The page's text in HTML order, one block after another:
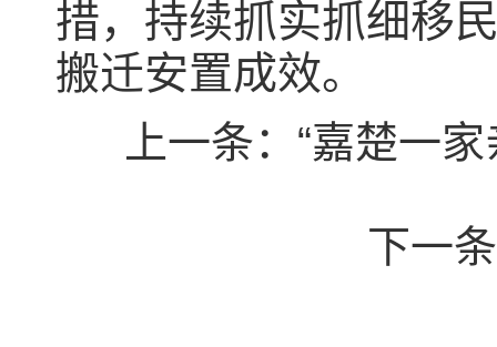
措，持续抓实抓细移
搬迁安置成效。
上一条： “嘉楚一
下一